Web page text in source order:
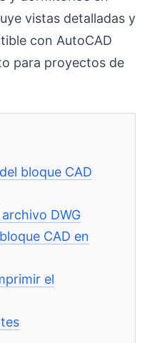
vistas detalladas y
con AutoCAD
para proyectos de
bloque CAD
DWG
CAD en
el